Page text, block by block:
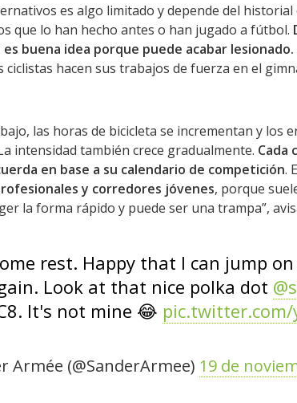
es algo limitado y depende del historial
que lo han hecho antes o han jugado a fútbol.
buena idea porque puede acabar lesionado.
hacen sus trabajos de fuerza en el
las horas de bicicleta se incrementan y los
intensidad también crece gradualmente. Cada
en base a su calendario de competición.
y corredores jóvenes, porque
la forma rápido y puede ser una trampa”,
rest. Happy that I can jump
Look at that nice polka dot
It's not mine 😂 pic.twitter.com/
Armée (@SanderArmee) 19 de